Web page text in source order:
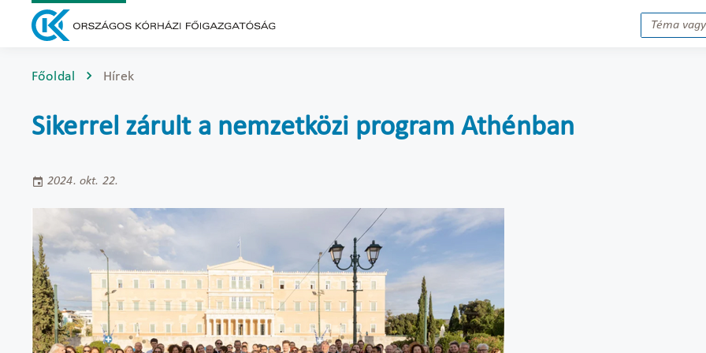
Főoldal Hírek
Sikerrel zárult a nemzetközi program Athénban
2024. okt. 22.